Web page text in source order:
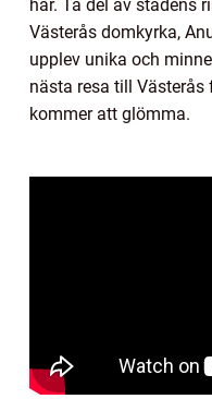
här. Ta del av stadens
Västerås domkyrka,
upplev unika och
nästa resa till Västerås
kommer att glömma.